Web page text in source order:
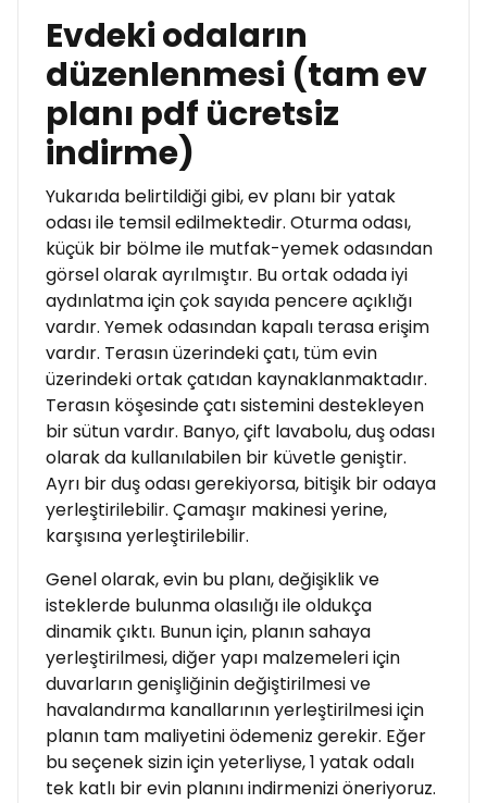
Evdeki odaların
düzenlenmesi (tam ev
planı pdf ücretsiz
indirme)
Yukarıda belirtildiği gibi, ev planı bir yatak
odası ile temsil edilmektedir. Oturma odası,
küçük bir bölme ile mutfak-yemek odasından
görsel olarak ayrılmıştır. Bu ortak odada iyi
aydınlatma için çok sayıda pencere açıklığı
vardır. Yemek odasından kapalı terasa erişim
vardır. Terasın üzerindeki çatı, tüm evin
üzerindeki ortak çatıdan kaynaklanmaktadır.
Terasın köşesinde çatı sistemini destekleyen
bir sütun vardır. Banyo, çift lavabolu, duş odası
olarak da kullanılabilen bir küvetle geniştir.
Ayrı bir duş odası gerekiyorsa, bitişik bir odaya
yerleştirilebilir. Çamaşır makinesi yerine,
karşısına yerleştirilebilir.
Genel olarak, evin bu planı, değişiklik ve
isteklerde bulunma olasılığı ile oldukça
dinamik çıktı. Bunun için, planın sahaya
yerleştirilmesi, diğer yapı malzemeleri için
duvarların genişliğinin değiştirilmesi ve
havalandırma kanallarının yerleştirilmesi için
planın tam maliyetini ödemeniz gerekir. Eğer
bu seçenek sizin için yeterliyse, 1 yatak odalı
tek katlı bir evin planını indirmenizi öneriyoruz.